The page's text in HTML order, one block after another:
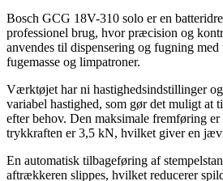
Bosch GCG 18V-310 solo er en
professionel brug, hvor præcision og
anvendes til dispensering og fugning
fugemasse og limpatroner.
Værktøjet har ni hastighedsindstillinger
variabel hastighed, som gør det muligt at
efter behov. Den maksimale fremføring
trykkraften er 3,5 kN, hvilket giver en
En automatisk tilbageføring af
aftrækkeren slippes, hvilket reducerer